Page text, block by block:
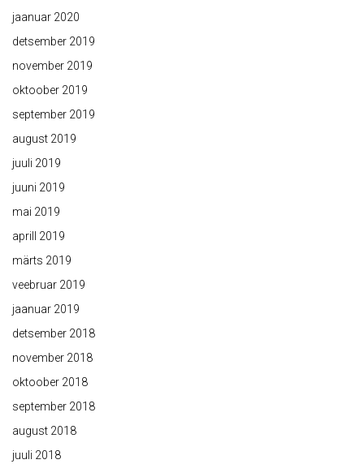
jaanuar 2020
detsember 2019
november 2019
oktoober 2019
september 2019
august 2019
juuli 2019
juuni 2019
mai 2019
aprill 2019
märts 2019
veebruar 2019
jaanuar 2019
detsember 2018
november 2018
oktoober 2018
september 2018
august 2018
juuli 2018